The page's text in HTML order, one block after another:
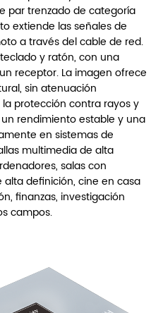
par trenzado de categoría
extiende las señales de
a través del cable de red.
y ratón, con una
receptor. La imagen ofrece
sin atenuación
protección contra rayos y
rendimiento estable y una
en sistemas de
multimedia de alta
salas con
alta definición, cine en casa
finanzas, investigación
campos.